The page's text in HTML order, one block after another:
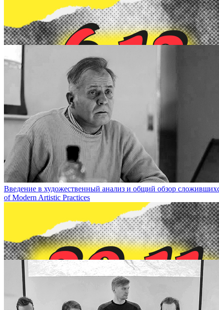
6 декабря конференция «Почему цветы не растут сквозь
Введение в художественный анализ и общий обзор
of Modern Artistic Practices